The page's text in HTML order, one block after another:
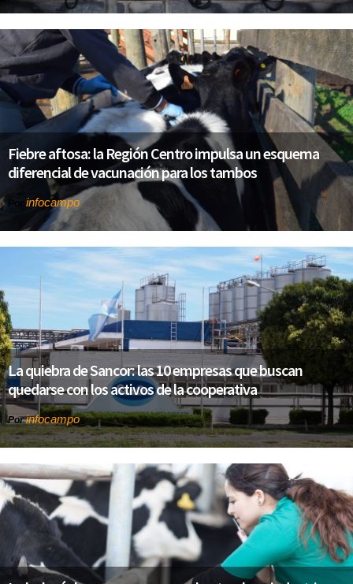
Fiebre aftosa: la Región Centro impulsa un esquema
diferencial de vacunación para los tambos
Por infocampo
La quiebra de Sancor: las 10 empresas que buscan
quedarse con los activos de la cooperativa
Porinfocampo